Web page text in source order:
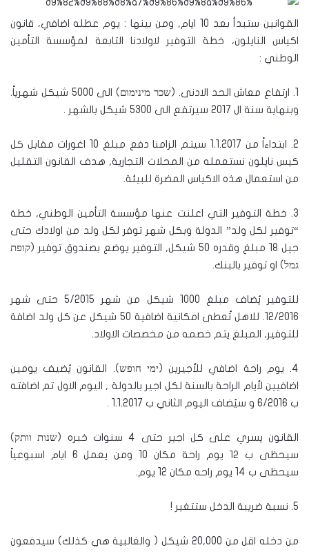
القوانين ستبدأ بعد 10 ايام, ومن بينها : يوم عطله اضافي، قانون
اكياس النايلون، خطة التوفير لاولادنا التابعة لمؤسسة التأمين
الوطني :
1. ارتفاع معاش الحد الادنى. (שכר מינימום) الى 5000 شيكل شهرياً.
وبنهاية سنة ال 2017 سيرتفع الى 5300 شيكل بالشهر .
2. ابتداءاً من 1.1.2017 سيتم الزامنا دفع مبلغ 10 اغورات مقابل كل
كيس نايلون نستعمله من المحلات التجارية, هدف القانون التقليل
من استعمال هذه الاكياس المضرة للبيئة.
3. خطة التوفير التي اعلنت عنها مؤسسة التأمين الوطني, خطة
“توفير لكل ولد” الدولة وبكل شهر توفر لكل ولد من اولادك حتى
جيل 18 مبلغ وقدره 50 شيكل, التوفير يوضع بصندوق توفير (קופת
גמל) او توفير بالبنك.
للتوفير يُضاف مبلغ 1000 شيكل من شهر 5/2015 حتى شهر
12/2016. للاهل تُعطى امكانية اضافية 50 شيكل عن كل ولد اضافة
للتوفير, المبلغ يتم خصمه من مخصصات الاولاد.
4. يوم راحة اضافي للأجيرين (ימי חופש). القانون يُضيف يومين
اضافيين لأيام الراحة بالسنة لكل اجير بالدولة , اليوم الاول تم اضافته
ب 6/2016 و سيُضاف اليوم الثاني ب 1.1.2017 .
القانون يسري على كل اجير حتى 4 سنوات خبره (שנות וותק)
سيحظى ب ١٢ يوم راحة مكان 10 ومن يعمل 6 ايام اسبوعياً
سيحظى ب 14 يوم راحه مكان 12 يوم.
5. نسبة ضريبة الدخل ستتغير !
من دخله اقل من 20,000 شيكل ( والغالبية هي كذلك) سيدفعون